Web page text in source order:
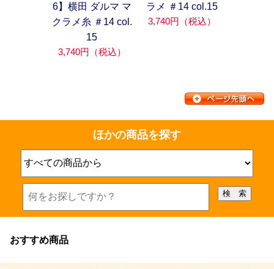
6】横田 ダルマ マ
クラメ糸 ＃14 col.
15
3,740円（税込）
ラメ ＃14 col.15
3,740円（税込）
ほかの商品を探す
おすすめ商品